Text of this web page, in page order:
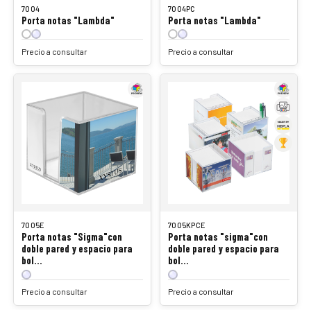
7004
Porta notas "Lambda"
Precio a consultar
7004PC
Porta notas "Lambda"
Precio a consultar
7005E
Porta notas "Sigma"con
doble pared y espacio para
bol…
Precio a consultar
7005KPCE
Porta notas "sigma"con
doble pared y espacio para
bol…
Precio a consultar